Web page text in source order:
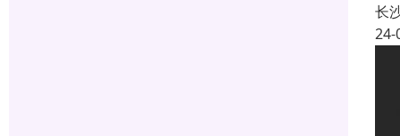
长
24-